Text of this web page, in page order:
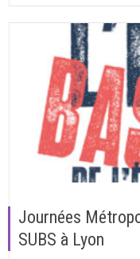
Journées
SUBS à Lyon